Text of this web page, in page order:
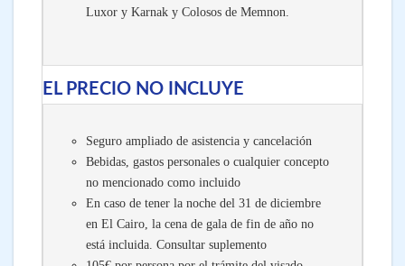
Luxor y Karnak y Colosos de Memnon.
EL PRECIO NO INCLUYE
Seguro ampliado de asistencia y cancelación
Bebidas, gastos personales o cualquier concepto
no mencionado como incluido
En caso de tener la noche del 31 de diciembre
en El Cairo, la cena de gala de fin de año no
está incluida. Consultar suplemento